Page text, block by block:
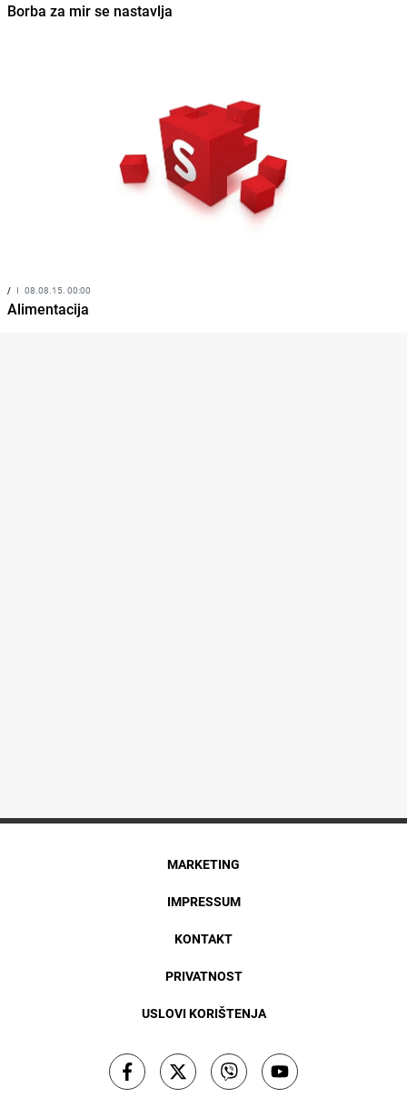
Borba za mir se nastavlja
/ I 08.08.15. 00:00
Alimentacija
MARKETING
IMPRESSUM
KONTAKT
PRIVATNOST
USLOVI KORIŠTENJA